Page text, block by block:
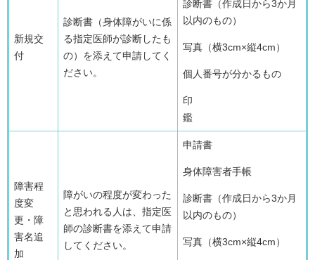
新規交
付
診断書（身体障がいに係
る指定医師が診断したも
の）を添えて申請してく
ださい。
診断書（作成日から3か月
以内のもの）
写真（横3cm×縦4cm）
個人番号が分かるもの
印
鑑
障害程
度変
更・障
害名追
加
障がいの程度が変わった
と思われる人は、指定医
師の診断書を添えて申請
してください。
申請書
身体障害者手帳
診断書（作成日から3か月
以内のもの）
写真（横3cm×縦4cm）